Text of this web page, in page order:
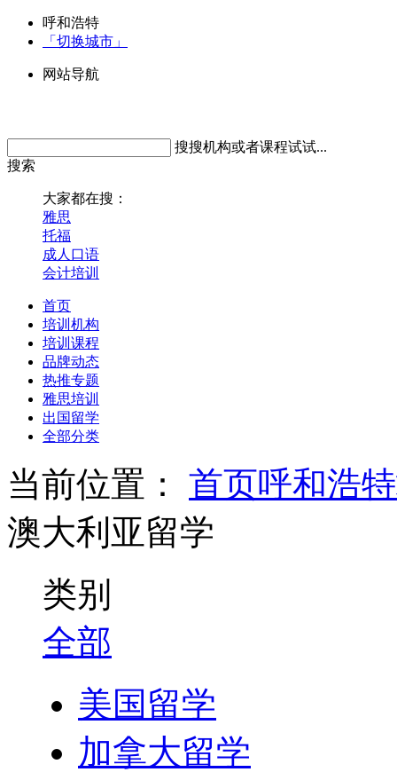
呼和浩特
「切换城市」
网站导航
搜搜机构或者课程试试...
搜索
大家都在搜：
雅思
托福
成人口语
会计培训
首页
培训机构
培训课程
品牌动态
热推专题
雅思培训
出国留学
全部分类
当前位置： 首页呼和浩
澳大利亚留学
类别
全部
美国留学
加拿大留学